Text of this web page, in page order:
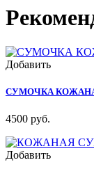
Добавить
СУМОЧКА
4500 руб.
Добавить